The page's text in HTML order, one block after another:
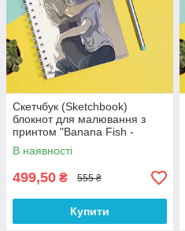
Скетчбук (Sketchbook)
блокнот для малювання з
принтом "Banana Fish -
Бананова риба 3"
В наявності
499,50 ₴ 555 ₴
Купити